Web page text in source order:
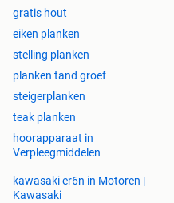
gratis hout
eiken planken
stelling planken
planken tand groef
steigerplanken
teak planken
hoorapparaat in
Verpleegmiddelen
kawasaki er6n in Motoren |
Kawasaki